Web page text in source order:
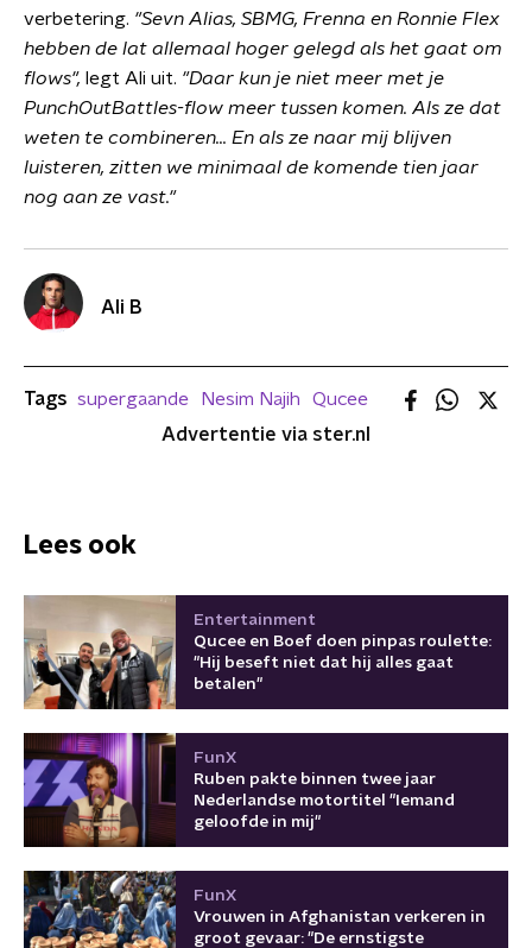
verbetering. "Sevn Alias, SBMG, Frenna en Ronnie Flex
hebben de lat allemaal hoger gelegd als het gaat om
flows", legt Ali uit. "Daar kun je niet meer met je
PunchOutBattles-flow meer tussen komen. Als ze dat
weten te combineren... En als ze naar mij blijven
luisteren, zitten we minimaal de komende tien jaar
nog aan ze vast."
Ali B
Tags supergaande Nesim Najih
Qucee
Advertentie via ster.nl
Lees ook
Entertainment
Qucee en Boef doen pinpas roulette:
"Hij beseft niet dat hij alles gaat
betalen"
FunX
Ruben pakte binnen twee jaar
Nederlandse motortitel "Iemand
geloofde in mij"
FunX
Vrouwen in Afghanistan verkeren in
groot gevaar: "De ernstigste